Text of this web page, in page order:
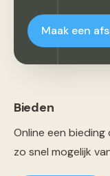
Maak een
Bieden
Online een
zo snel mogelijk